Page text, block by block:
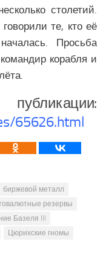
столетий.
те, кто её
Просьба
корабля и
65626.html
биржевой металл
резервы
Базеля III
Цюрихские гномы